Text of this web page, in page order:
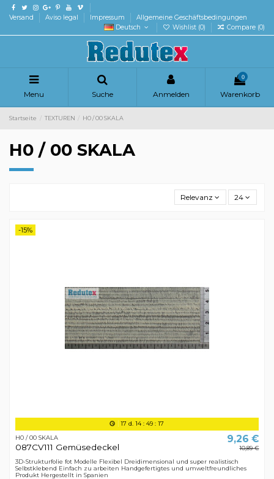
Versand Aviso legal Impressum
Allgemeine Geschäftsbedingungen
Deutsch
Wishlist (0) Compare (0)
Menu Suche Anmelden
0
Warenkorb
Startseite TEXTUREN H0 / 00 SKALA
H0 / 00 SKALA
Relevanz 24
-15%
17 d. 14:49 :16
H0 / 00 SKALA
087CV111 Gemüsedeckel
9,26 €
10,89 €
3D-Strukturfolie fot Modelle Flexibel Dreidimensional und super realistisch
Selbstklebend Einfach zu arbeiten Handgefertigtes und umweltfreundliches
Produkt Hergestellt in Spanien